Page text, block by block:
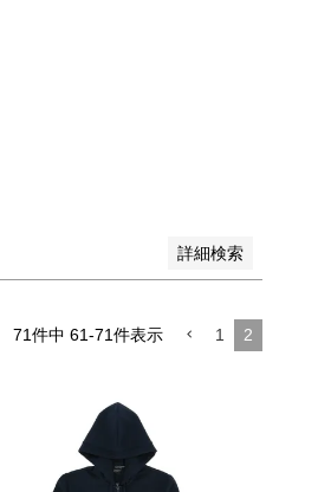
詳細検索
71件中 61-71件表示 1 2